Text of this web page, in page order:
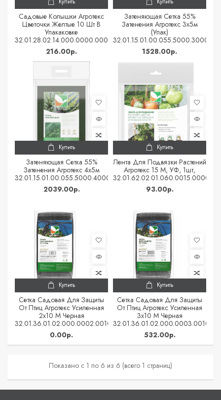
Садовые Колышки Агротекс
Цветочки Желтые 10 Шт В
Упакаковке
32.01.28.02.14.000.0000.0000.00
216.00р.
Затеняющая Сетка 55%
Затенения Агротекс 3х5м
(упак)
32.01.15.01.00.055.5000.3000.01
1528.00р.
Купить
Затеняющая Сетка 55%
Затенения Агротекс 4x5м
32.01.15.01.00.055.5000.4000.01
2039.00р.
Купить
Лента Для Подвязки Растений
Агротекс 15 М, УФ, 1шт,
32.01.62.02.01.060.0015.0000.00
93.00р.
Купить
Сетка Садовая Для Защиты
От Птиц Агротекс Усиленная
2х10 М Черная
32.01.36.01.02.000.0002.0010.00
0.00р.
Купить
Сетка Садовая Для Защиты
От Птиц Агротекс Усиленная
3х10 М Черная
32.01.36.01.02.000.0003.0010.00
532.00р.
Показано с 1 по 6 из 6 (всего 1 страниц)